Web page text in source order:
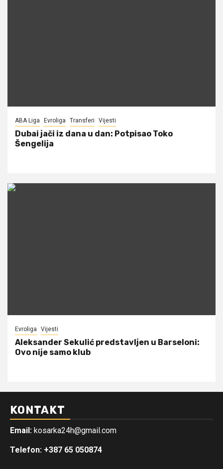
ABA Liga Evroliga Transferi Vijesti
Dubai jači iz dana u dan: Potpisao Toko
Šengelija
Evroliga Vijesti
Aleksander Sekulić predstavljen u Barseloni:
Ovo nije samo klub
KONTAKT
Email: kosarka24h@gmail.com
Telefon: +387 65 050874